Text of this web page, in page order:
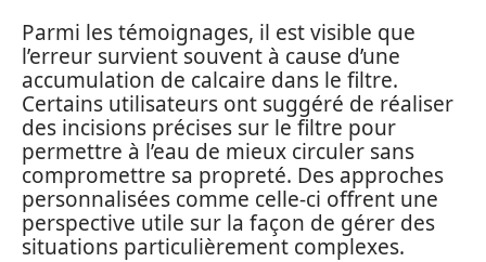
Parmi les témoignages, il est visible que
l’erreur survient souvent à cause d’une
accumulation de calcaire dans le filtre.
Certains utilisateurs ont suggéré de réaliser
des incisions précises sur le filtre pour
permettre à l’eau de mieux circuler sans
compromettre sa propreté. Des approches
personnalisées comme celle-ci offrent une
perspective utile sur la façon de gérer des
situations particulièrement complexes.